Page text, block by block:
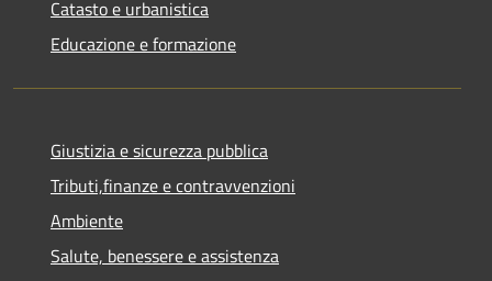
Catasto e urbanistica
Educazione e formazione
Giustizia e sicurezza pubblica
Tributi,finanze e contravvenzioni
Ambiente
Salute, benessere e assistenza